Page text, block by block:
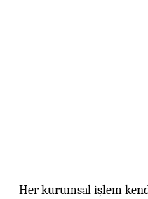
Her kurumsal işlem